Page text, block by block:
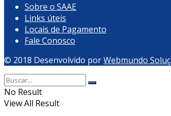
Sobre o SAAE
Links úteis
Locais de Pagamento
Fale Conosco
© 2018 Desenvolvido porWebmundo
No Result
View All Result